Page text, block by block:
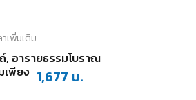
เพิ่มเติม
อารายธรรมโบราณ
เพียง 1,677 บ.